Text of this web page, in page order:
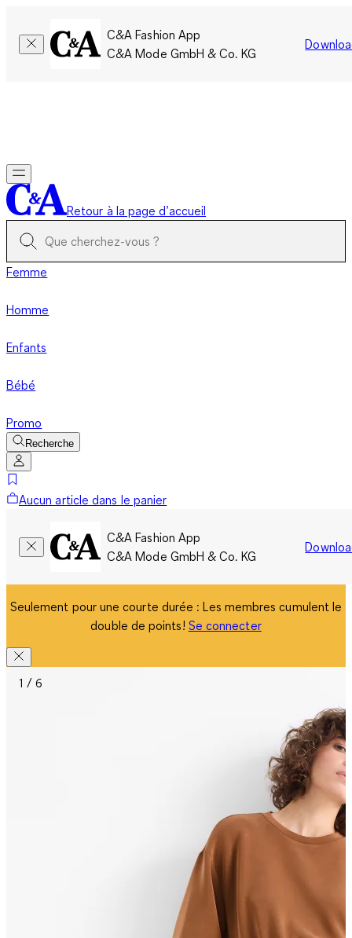
C&A Fashion App
C&A Mode GmbH & Co. KG
Retour à la page d’accueil
Femme
Homme
Enfants
Bébé
Promo
Recherche
Aucun article dans le panier
C&A Fashion App
C&A Mode GmbH & Co. KG
Seulement pour une courte durée : Les membres cumulent le
double de points! Se connecter
1 / 6